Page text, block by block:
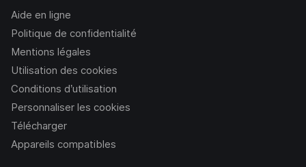
Aide en ligne
Politique de confidentialité
Mentions légales
Utilisation des cookies
Conditions d’utilisation
Personnaliser les cookies
Télécharger
Appareils compatibles